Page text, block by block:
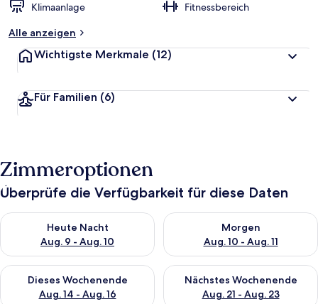
Klimaanlage
Fitnessbereich
Alle anzeigen
Wichtigste Merkmale (12)
Für Familien (6)
Zimmeroptionen
Überprüfe die Verfügbarkeit für diese Daten
Heute Nacht
Aug. 9 - Aug. 10
Überprüfe die Verfügbarkeit für heute Nacht, Aug. 9 - Aug.
Morgen
Aug. 10 - Aug. 11
Überprüfe die Verfügbarkeit
Dieses Wochenende
Aug. 14 - Aug. 16
Überprüfe die Verfügbarkeit für dieses Wochenende, Aug. 14
Nächstes Wochenende
Aug. 21 - Aug. 23
Überprüfe die Verfügbarkeit